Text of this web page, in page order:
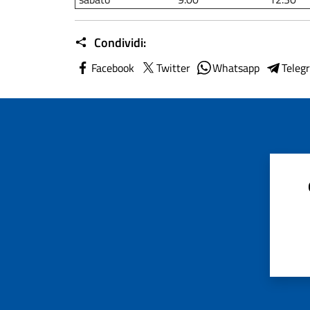
Condividi:
Facebook Twitter Whatsapp